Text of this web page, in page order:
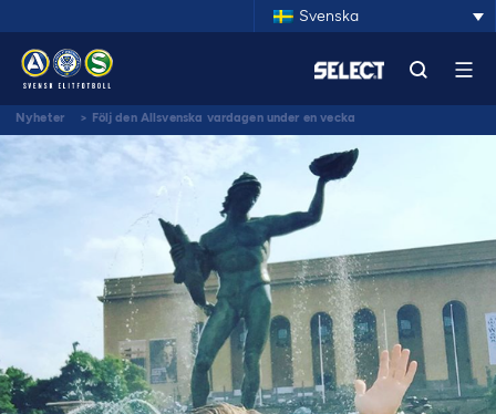
Svenska
Nyheter > Följ den Allsvenska vardagen under en vecka